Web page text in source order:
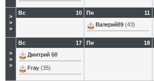
>
>
>
10
Вс 11
Пн
Валерий89 (43)
>
>
>
17
Вс
Дмитрий 68
Fray (35)
18
Пн